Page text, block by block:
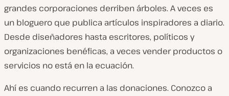
grandes corporaciones derriben árboles. A veces es
un bloguero que publica artículos inspiradores a diario.
Desde diseñadores hasta escritores, políticos y
organizaciones benéficas, a veces vender productos o
servicios no está en la ecuación.
Ahí es cuando recurren a las donaciones. Conozco a